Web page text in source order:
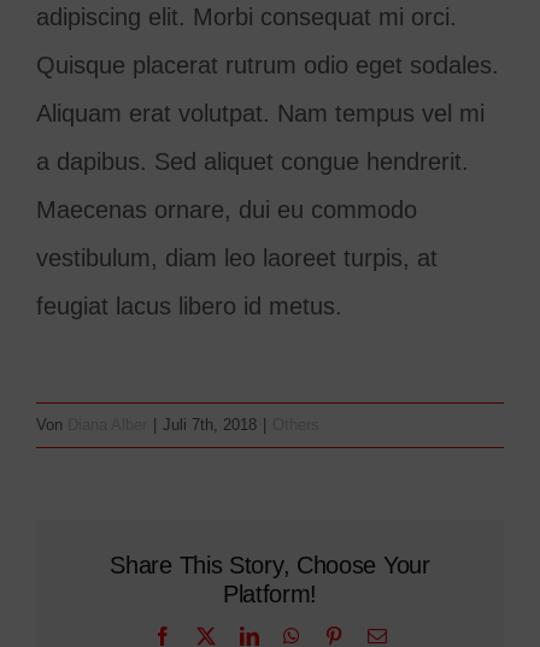
Freunde & Förderer
adipiscing elit. Morbi consequat mi orci.
Quisque placerat rutrum odio eget sodales.
Aliquam erat volutpat. Nam tempus vel mi
a dapibus. Sed aliquet congue hendrerit.
Maecenas ornare, dui eu commodo
vestibulum, diam leo laoreet turpis, at
feugiat lacus libero id metus.
Von Juli 7th, 2018
Share This Story, Choose Your
Platform!
Facebook LinkedInWhatsApp
Pinterest
E-